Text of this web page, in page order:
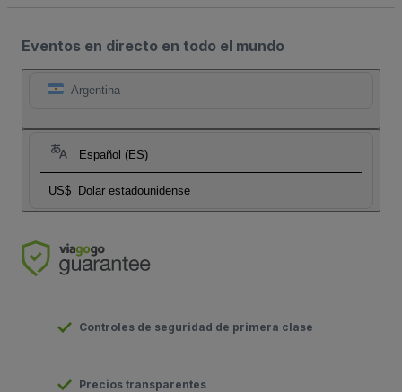
Eventos en directo en todo el mundo
Argentina
Español (ES)
US$ Dolar estadounidense
Controles de seguridad de primera clase
Precios transparentes